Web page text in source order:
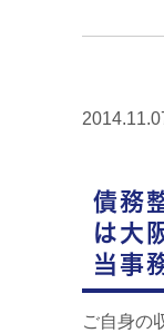
債務
は大
当事
ご自身の